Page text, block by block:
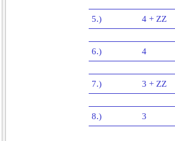
5.) 4 + ZZ
6.) 4
7.) 3 + ZZ
8.) 3